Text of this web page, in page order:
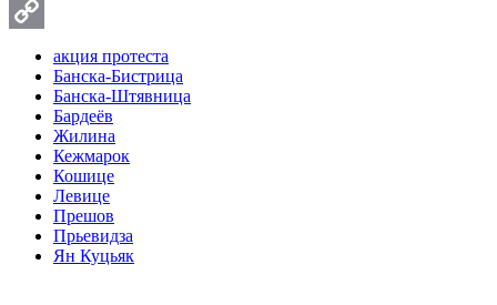
Twitter
Link
акция протеста
Банска-Бистрица
Банска-Штявница
Бардеёв
Жилина
Кежмарок
Кошице
Левице
Прешов
Прьевидза
Ян Куцьяк